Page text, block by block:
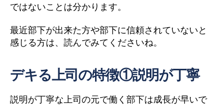
ではないことは分かります。
最近部下が出来た方や部下に信頼されていないと
感じる方は、読んでみてくださいね。
デキる上司の特徴①説明が丁寧
説明が丁寧な上司の元で働く部下は成長が早いで